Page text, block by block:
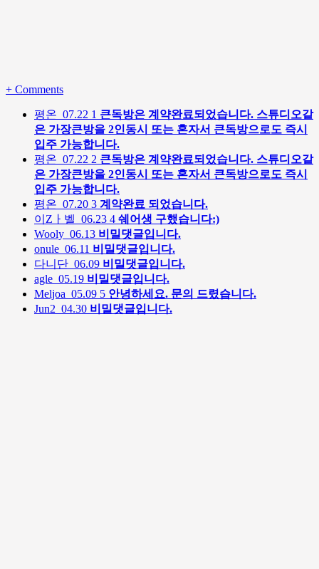
+ Comments
평온 07.22 1 큰독방은 계약완료되었습니다. 스튜디오같
은 가장큰방을 2인동시 또는 혼자서 큰독방으로도 즉시
입주 가능합니다.
평온 07.22 2 큰독방은 계약완료되었습니다. 스튜디오같
은 가장큰방을 2인동시 또는 혼자서 큰독방으로도 즉시
입주 가능합니다.
평온 07.20 3 계약완료 되었습니다.
이Zㅏ벨 06.23 4 쉐어생 구했습니다:)
Wooly 06.13 비밀댓글입니다.
onule 06.11 비밀댓글입니다.
다니단 06.09 비밀댓글입니다.
agle 05.19 비밀댓글입니다.
Meljoa 05.09 5 안녕하세요. 문의 드렸습니다.
Jun2 04.30 비밀댓글입니다.